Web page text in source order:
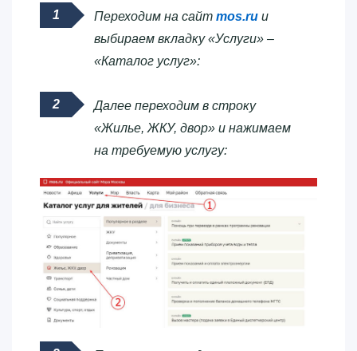
Переходим на сайт mos.ru и
выбираем вкладку «Услуги» –
«Каталог услуг»:
Далее переходим в строку
«Жилье, ЖКУ, двор» и нажимаем
на требуемую услугу: